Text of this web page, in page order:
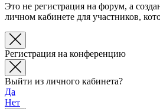
Это не регистрация на форум, а
личном кабинете для участников,
Регистрация на конференцию
Выйти из личного кабинета?
Да
Нет